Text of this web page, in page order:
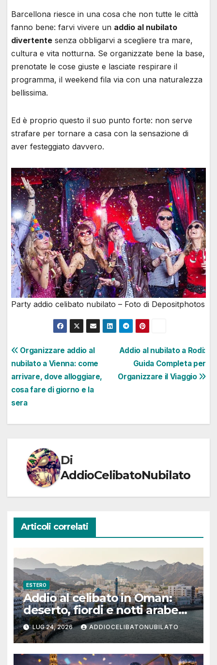
Barcellona riesce in una cosa che non tutte le città
fanno bene: farvi vivere un addio al nubilato
divertente senza obbligarvi a scegliere tra mare,
cultura e vita notturna. Se organizzate bene la base,
prenotate le cose giuste e lasciate respirare il
programma, il weekend fila via con una naturalezza
bellissima.
Ed è proprio questo il suo punto forte: non serve
strafare per tornare a casa con la sensazione di
aver festeggiato davvero.
Party addio celibato nubilato – Foto di Depositphotos
Navigazione
articoli
Addio al nubilato a Rodi:
Guida Completa per
Organizzare il Viaggio
Organizzare addio al
nubilato a Vienna: come
arrivare, dove alloggiare,
cosa fare di giorno e la
sera
Di
AddioCelibatoNubilato
Articoli correlati
ESTERO
Addio al celibato in Oman:
deserto, fiordi e notti arabe
tra Muscat e Musandam
LUG 24, 2026 ADDIOCELIBATONUBILATO